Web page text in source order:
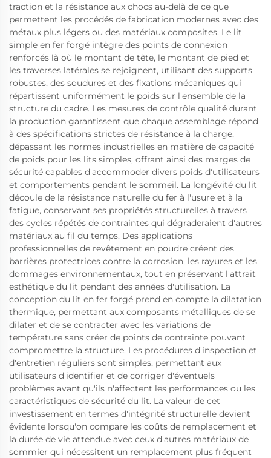
traction et la résistance aux chocs au-delà de ce que
permettent les procédés de fabrication modernes avec des
métaux plus légers ou des matériaux composites. Le lit
simple en fer forgé intègre des points de connexion
renforcés là où le montant de tête, le montant de pied et
les traverses latérales se rejoignent, utilisant des supports
robustes, des soudures et des fixations mécaniques qui
répartissent uniformément le poids sur l'ensemble de la
structure du cadre. Les mesures de contrôle qualité durant
la production garantissent que chaque assemblage répond
à des spécifications strictes de résistance à la charge,
dépassant les normes industrielles en matière de capacité
de poids pour les lits simples, offrant ainsi des marges de
sécurité capables d'accommoder divers poids d'utilisateurs
et comportements pendant le sommeil. La longévité du lit
découle de la résistance naturelle du fer à l'usure et à la
fatigue, conservant ses propriétés structurelles à travers
des cycles répétés de contraintes qui dégraderaient d'autres
matériaux au fil du temps. Des applications
professionnelles de revêtement en poudre créent des
barrières protectrices contre la corrosion, les rayures et les
dommages environnementaux, tout en préservant l'attrait
esthétique du lit pendant des années d'utilisation. La
conception du lit en fer forgé prend en compte la dilatation
thermique, permettant aux composants métalliques de se
dilater et de se contracter avec les variations de
température sans créer de points de contrainte pouvant
compromettre la structure. Les procédures d'inspection et
d'entretien réguliers sont simples, permettant aux
utilisateurs d'identifier et de corriger d'éventuels
problèmes avant qu'ils n'affectent les performances ou les
caractéristiques de sécurité du lit. La valeur de cet
investissement en termes d'intégrité structurelle devient
évidente lorsqu'on compare les coûts de remplacement et
la durée de vie attendue avec ceux d'autres matériaux de
sommier qui nécessitent un remplacement plus fréquent